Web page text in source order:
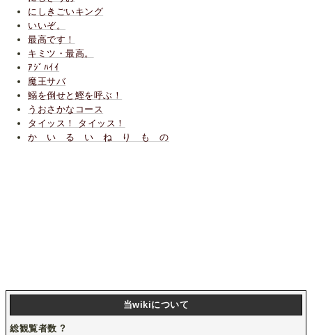
にしきごいキング
いいぞ。
最高です！
キミツ・最高。
ｱｼﾞﾊｲｲ
魔王サバ
鰯を倒せと鰹を呼ぶ！
うおさかなコース
タイッス！ タイッス！
か い る い ね り も の
当wikiについて
総観覧者数?